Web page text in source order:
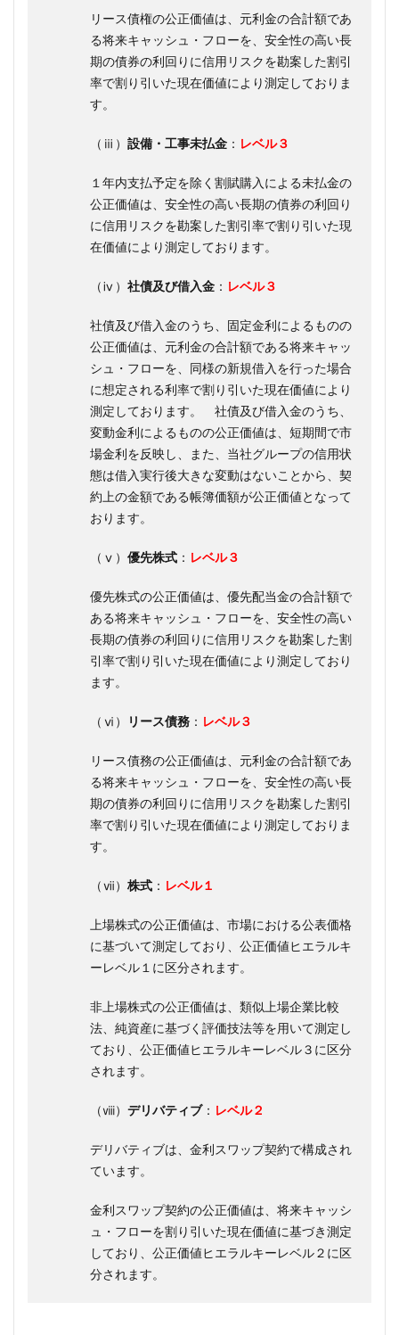
リース債権の公正価値は、元利金の合計額であ
る将来キャッシュ・フローを、安全性の高い長
期の債券の利回りに信用リスクを勘案した割引
率で割り引いた現在価値により測定しておりま
す。
（ⅲ） 設備・工事未払金 ： レベル３
１年内支払予定を除く割賦購入による未払金の
公正価値は、安全性の高い長期の債券の利回り
に信用リスクを勘案した割引率で割り引いた現
在価値により測定しております。
（ⅳ） 社債及び借入金 ： レベル３
社債及び借入金のうち、固定金利によるものの
公正価値は、元利金の合計額である将来キャッ
シュ・フローを、同様の新規借入を行った場合
に想定される利率で割り引いた現在価値により
測定しております。 社債及び借入金のうち、
変動金利によるものの公正価値は、短期間で市
場金利を反映し、また、当社グループの信用状
態は借入実行後大きな変動はないことから、契
約上の金額である帳簿価額が公正価値となって
おります。
（ⅴ） 優先株式 ： レベル３
優先株式の公正価値は、優先配当金の合計額で
ある将来キャッシュ・フローを、安全性の高い
長期の債券の利回りに信用リスクを勘案した割
引率で割り引いた現在価値により測定しており
ます。
（ⅵ） リース債務 ： レベル３
リース債務の公正価値は、元利金の合計額であ
る将来キャッシュ・フローを、安全性の高い長
期の債券の利回りに信用リスクを勘案した割引
率で割り引いた現在価値により測定しておりま
す。
（ⅶ） 株式 ： レベル１
上場株式の公正価値は、市場における公表価格
に基づいて測定しており、公正価値ヒエラルキ
ーレベル１に区分されます。
非上場株式の公正価値は、類似上場企業比較
法、純資産に基づく評価技法等を用いて測定し
ており、公正価値ヒエラルキーレベル３に区分
されます。
（ⅷ） デリバティブ： レベル２
デリバティブは、金利スワップ契約で構成され
ています。
金利スワップ契約の公正価値は、将来キャッシ
ュ・フローを割り引いた現在価値に基づき測定
しており、公正価値ヒエラルキーレベル２に区
分されます。